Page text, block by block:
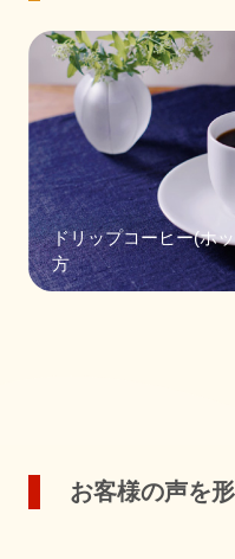
ドリップコーヒー(ホ
方
お客様の声を